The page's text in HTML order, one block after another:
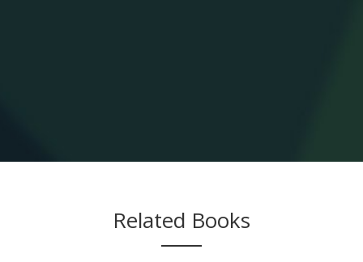
Related Books